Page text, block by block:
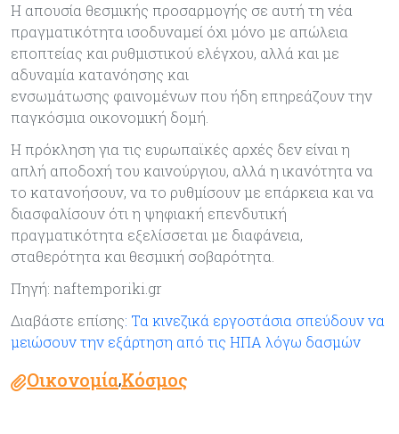
Η απουσία θεσμικής προσαρμογής σε αυτή τη νέα
πραγματικότητα ισοδυναμεί όχι μόνο με απώλεια
εποπτείας και ρυθμιστικού ελέγχου, αλλά και με
αδυναμία κατανόησης και
ενσωμάτωσης φαινομένων που ήδη επηρεάζουν την
παγκόσμια οικονομική δομή.
Η πρόκληση για τις ευρωπαϊκές αρχές δεν είναι η
απλή αποδοχή του καινούργιου, αλλά η ικανότητα να
το κατανοήσουν, να το ρυθμίσουν με επάρκεια και να
διασφαλίσουν ότι η ψηφιακή επενδυτική
πραγματικότητα εξελίσσεται με διαφάνεια,
σταθερότητα και θεσμική σοβαρότητα.
Πηγή: naftemporiki.gr
Διαβάστε επίσης: Τα κινεζικά εργοστάσια σπεύδουν να
μειώσουν την εξάρτηση από τις ΗΠΑ λόγω δασμών
Οικονομία,Κόσμος